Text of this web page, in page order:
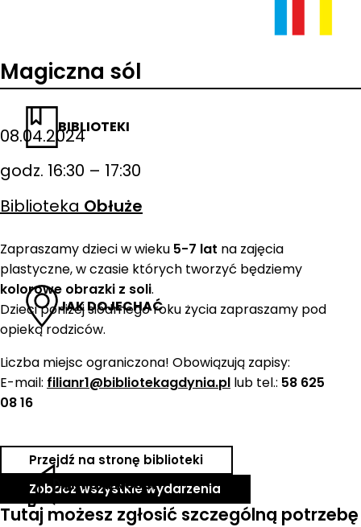
BIBLIOTEKI
JAK DOJECHAĆ
AKTUALNOŚCI
Magiczna sól
08.04.2024
godz. 16:30 – 17:30
Biblioteka Obłuże
Zapraszamy dzieci w wieku 5-7 lat na zajęcia
plastyczne, w czasie których tworzyć będziemy
kolorowe obrazki z soli.
Dzieci poniżej siódmego roku życia zapraszamy pod
opieką rodziców.
Liczba miejsc ograniczona! Obowiązują zapisy:
E-mail: filianr1@bibliotekagdynia.pl lub tel.: 58 625
08 16
Przejdź na stronę biblioteki
Zobacz wszystkie wydarzenia
Tutaj możesz zgłosić szczególną potrzebę